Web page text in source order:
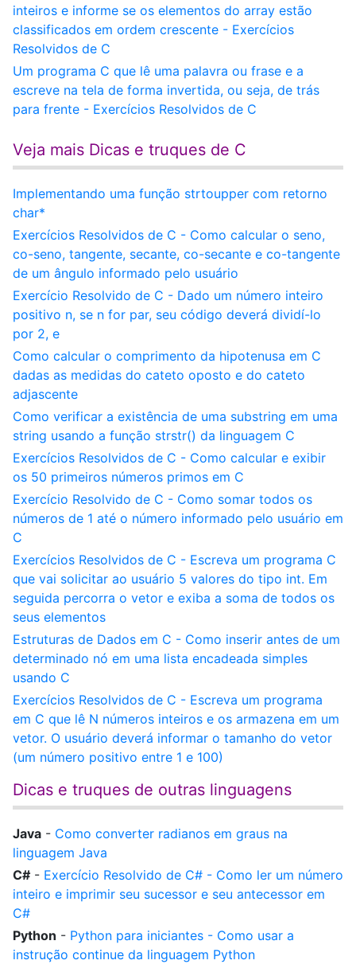
inteiros e informe se os elementos do array estão
classificados em ordem crescente - Exercícios
Resolvidos de C
Um programa C que lê uma palavra ou frase e a
escreve na tela de forma invertida, ou seja, de trás
para frente - Exercícios Resolvidos de C
Veja mais Dicas e truques de C
Implementando uma função strtoupper com retorno
char*
Exercícios Resolvidos de C - Como calcular o seno,
co-seno, tangente, secante, co-secante e co-tangente
de um ângulo informado pelo usuário
Exercício Resolvido de C - Dado um número inteiro
positivo n, se n for par, seu código deverá dividí-lo
por 2, e
Como calcular o comprimento da hipotenusa em C
dadas as medidas do cateto oposto e do cateto
adjascente
Como verificar a existência de uma substring em uma
string usando a função strstr() da linguagem C
Exercícios Resolvidos de C - Como calcular e exibir
os 50 primeiros números primos em C
Exercício Resolvido de C - Como somar todos os
números de 1 até o número informado pelo usuário em
C
Exercícios Resolvidos de C - Escreva um programa C
que vai solicitar ao usuário 5 valores do tipo int. Em
seguida percorra o vetor e exiba a soma de todos os
seus elementos
Estruturas de Dados em C - Como inserir antes de um
determinado nó em uma lista encadeada simples
usando C
Exercícios Resolvidos de C - Escreva um programa
em C que lê N números inteiros e os armazena em um
vetor. O usuário deverá informar o tamanho do vetor
(um número positivo entre 1 e 100)
Dicas e truques de outras linguagens
Java - Como converter radianos em graus na
linguagem Java
C# - Exercício Resolvido de C# - Como ler um número
inteiro e imprimir seu sucessor e seu antecessor em
C#
Python - Python para iniciantes - Como usar a
instrução continue da linguagem Python